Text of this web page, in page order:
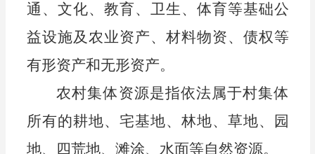
通、文化、教育、卫生、体育等基础公
益设施及农业资产、材料物资、债权等
有形资产和无形资产。
农村集体资源是指依法属于村集体
所有的耕地、宅基地、 林地、草地、园
地、四荒地、滩涂、水面等自然资源。